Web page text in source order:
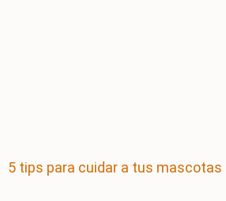
5 tips para cuidar a tus mascotas